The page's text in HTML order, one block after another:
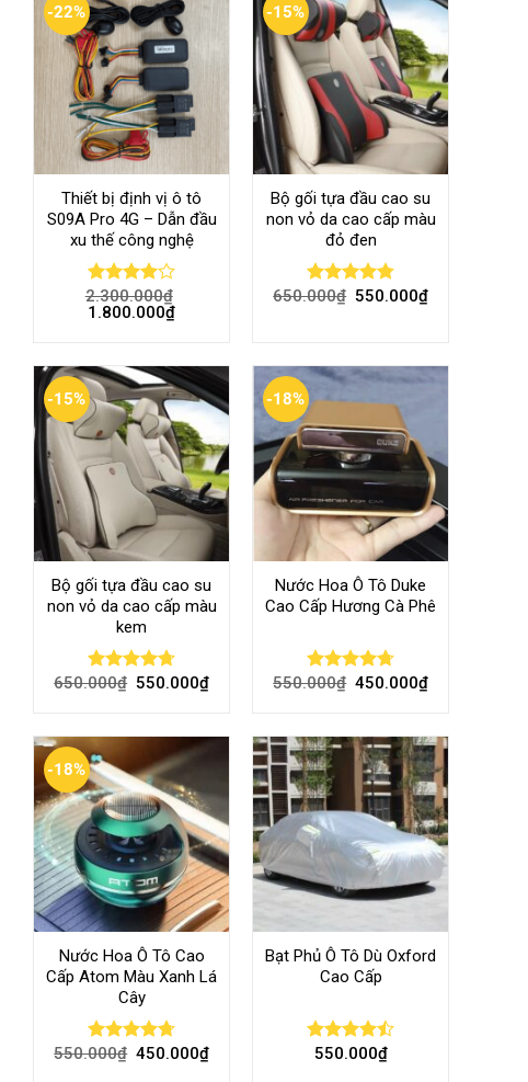
-22%
Thiết bị định vị ô tô
S09A Pro 4G – Dẫn đầu
xu thế công nghệ
Rated
4.00out
2.300.000₫
1.800.000₫
-15%
Bộ gối tựa đầu cao su
non vỏ da cao cấp màu
đỏ đen
Rated4.80
650.000₫ 550.000₫
-15%
Bộ gối tựa đầu cao su
non vỏ da cao cấp màu
kem
Rated4.70
650.000₫ 550.000₫
-18%
Nước Hoa Ô Tô Duke
Cao Cấp Hương Cà Phê
Rated4.70
550.000₫ 450.000₫
-18%
Nước Hoa Ô Tô Cao
Cấp Atom Màu Xanh Lá
Cây
Rated4.70
550.000₫ 450.000₫
Bạt Phủ Ô Tô Dù Oxford
Cao Cấp
Rated
550.000₫